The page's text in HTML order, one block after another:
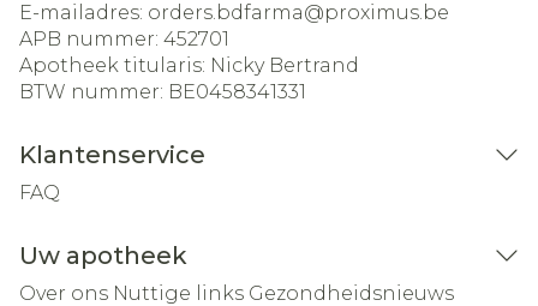
E-mailadres: orders.bdfarma@proximus.be
APB nummer: 452701
Apotheek titularis: Nicky Bertrand
BTW nummer: BE0458341331
Klantenservice
FAQ
Uw apotheek
Over ons Nuttige links Gezondheidsnieuws